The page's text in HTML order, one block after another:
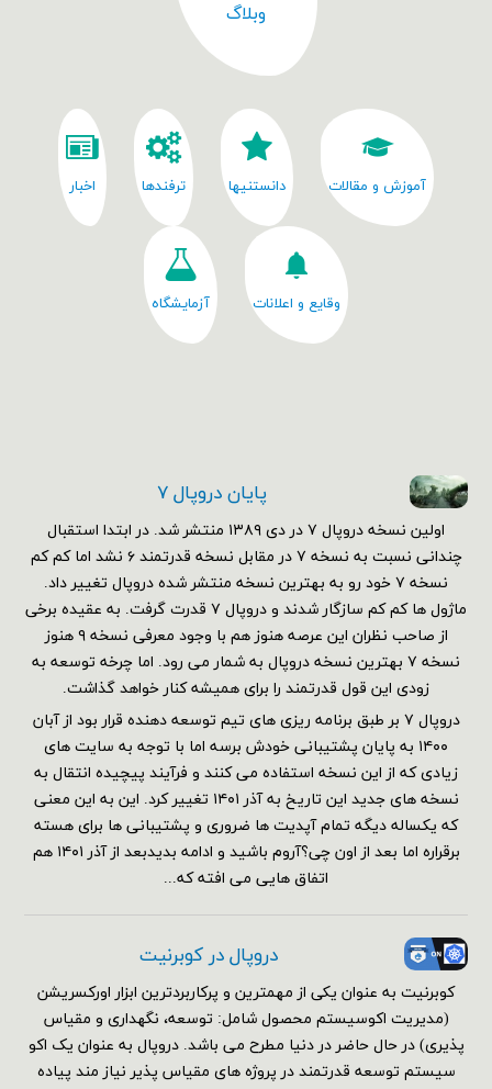
وبلاگ
آموزش و مقالات دانستنیها ترفندها اخبار
وقایع و اعلانات آزمایشگاه
پایان دروپال ۷
اولین نسخه دروپال ۷ در دی ۱۳۸۹ منتشر شد. در ابتدا استقبال
چندانی نسبت به نسخه ۷ در مقابل نسخه قدرتمند ۶ نشد اما کم کم
نسخه ۷ خود رو به بهترین نسخه منتشر شده دروپال تغییر داد.
ماژول ها کم کم سازگار شدند و دروپال ۷ قدرت گرفت. به عقیده برخی
از صاحب نظران این عرصه هنوز هم با وجود معرفی نسخه ۹ هنوز
نسخه ۷ بهترین نسخه دروپال به شمار می رود. اما چرخه توسعه به
زودی این قول قدرتمند را برای همیشه کنار خواهد گذاشت.
دروپال ۷ بر طبق برنامه ریزی های تیم توسعه دهنده قرار بود از آبان
۱۴۰۰ به پایان پشتیبانی خودش برسه اما با توجه به سایت های
زیادی که از این نسخه استفاده می کنند و فرآیند پیچیده انتقال به
نسخه های جدید این تاریخ به آذر ۱۴۰۱ تغییر کرد. این به این معنی
که یکساله دیگه تمام آپدیت ها ضروری و پشتیبانی ها برای هسته
برقراره اما بعد از اون چی؟آروم باشید و ادامه بدیدبعد از آذر ۱۴۰۱ هم
اتفاق هایی می افته که...
دروپال در کوبرنیت
کوبرنیت به عنوان یکی از مهمترین و پرکاربردترین ابزار اورکسریشن
(مدیریت اکوسیستم محصول شامل: توسعه، نگهداری و مقیاس
پذیری) در حال حاضر در دنیا مطرح می باشد. دروپال به عنوان یک اکو
سیستم توسعه قدرتمند در پروژه های مقیاس پذیر نیاز مند پیاده